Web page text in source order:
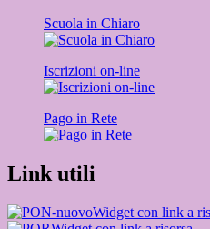
Scuola in Chiaro
Iscrizioni on-line
Pago in Rete
Link utili
Widget con link a